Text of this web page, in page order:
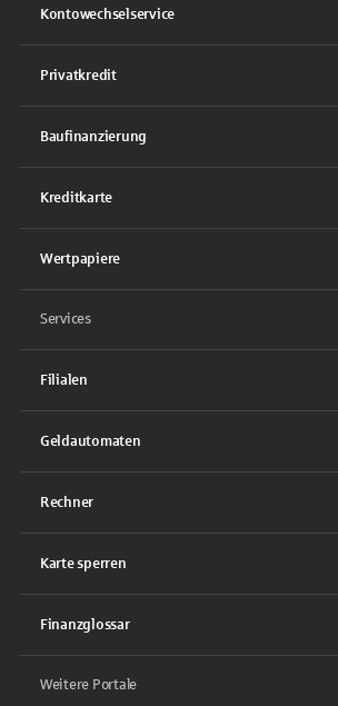
Kontowechselservice
Privatkredit
Baufinanzierung
Kreditkarte
Wertpapiere
Services
Filialen
Geldautomaten
Rechner
Karte sperren
Finanzglossar
Weitere Portale